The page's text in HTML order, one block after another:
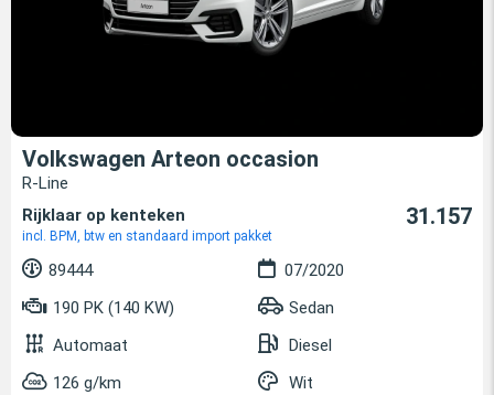
Volkswagen Arteon occasion
R-Line
Rijklaar op kenteken
incl. BPM, btw en standaard import pakket
31.157
89444
07/2020
190 PK (140 KW)
Sedan
Automaat
Diesel
126 g/km
Wit